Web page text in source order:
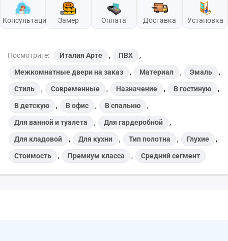
Консультация Замер Оплата Доставка Установка
Посмотрите: Италия Арте , ПВХ ,
Межкомнатные двери на заказ , Материал , Эмаль ,
Стиль , Современные , Назначение , В гостиную ,
В детскую , В офис , В спальню ,
Для ванной и туалета , Для гардеробной ,
Для кладовой , Для кухни , Тип полотна , Глухие ,
Стоимость , Премиум класса , Средний сегмент